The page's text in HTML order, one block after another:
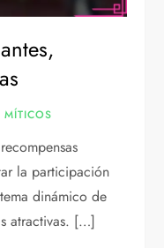
MÍTICOS
la participación
dinámico de
atractivas. […]